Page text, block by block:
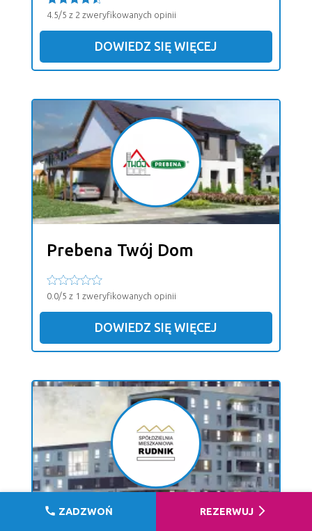
4.5/5 z 2 zweryfikowanych opinii
DOWIEDZ SIĘ WIĘCEJ
Prebena Twój Dom
0.0/5 z 1 zweryfikowanych opinii
DOWIEDZ SIĘ WIĘCEJ
call ZADZWOŃ REZERWUJ arrow_forward_ios